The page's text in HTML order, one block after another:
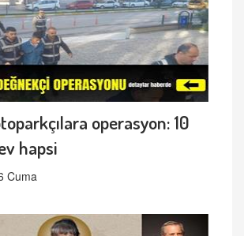
operasyon: 10
hapsi
Cuma